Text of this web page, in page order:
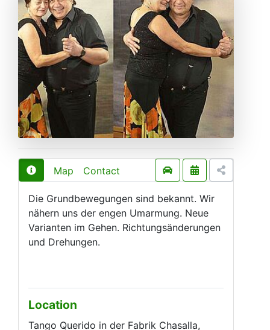
Map Contact
Die Grundbewegungen sind bekannt. Wir
nähern uns der engen Umarmung. Neue
Varianten im Gehen. Richtungsänderungen
und Drehungen.
Location
Tango Querido in der Fabrik Chasalla,